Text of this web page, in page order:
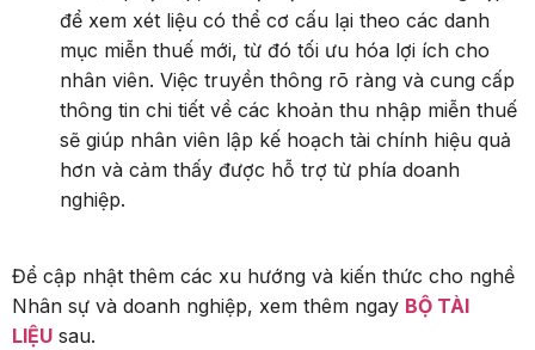
để xem xét liệu có thể cơ cấu lại theo các danh
mục miễn thuế mới, từ đó tối ưu hóa lợi ích cho
nhân viên. Việc truyền thông rõ ràng và cung cấp
thông tin chi tiết về các khoản thu nhập miễn thuế
sẽ giúp nhân viên lập kế hoạch tài chính hiệu quả
hơn và cảm thấy được hỗ trợ từ phía doanh
nghiệp.
Để cập nhật thêm các xu hướng và kiến thức cho nghề
Nhân sự và doanh nghiệp, xem thêm ngay BỘ TÀI
LIỆU sau.